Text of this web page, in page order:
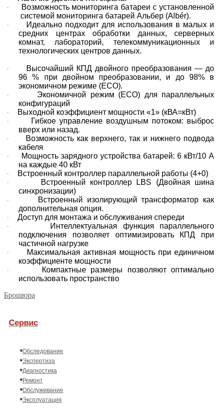
·
Возможность мониторинга батареи с установленной
системой мониторинга батарей Альбер (Albér).
·
Идеально подходит для использования в малых и
средних центрах обработки данных, серверных
комнат, лабораторий, телекоммуникационных и
технологических центров данных.
·
Высочайший КПД двойного преобразования — до
96 % при двойном преобразовании, и до 98% в
экономичном режиме (ECO).
·
Экономичной режим (ECO) для параллельных
конфигураций
· Выходной коэффициент мощности «1» (кВА=кВт)
·
Гибкое управление воздушным потоком: выброс
вверх или назад.
·
Возможность как верхнего, так и нижнего подвода
кабеля
·
Мощность зарядного устройства батарей: 6 кВт/10 А
на каждые 40 кВт
· Встроенный контроллер параллельной работы (4+0)
·
Встроенный контроллер LBS (Двойная шина
синхронизации)
·
Встроенный изолирующий трансформатор как
дополнительная опция.
· Доступ для монтажа и обслуживания спереди
·
Интеллектуальная функция параллельного
подключения позволяет оптимизировать КПД при
частичной нагрузке
·
Максимальная активная мощность при единичном
коэффициенте мощности
·
Компактные размеры позволяют оптимально
использовать пространство
Брошюра
Сервис
Обследование
Экспертиза
Диагностика
Ремонт
Обслуживание
Эксплуатация